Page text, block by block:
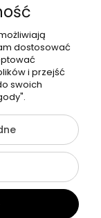
Sobie Krem
dostosować
i przejść
swoich